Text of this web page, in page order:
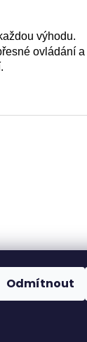
Odmítnout
výhodu.
ovládání a